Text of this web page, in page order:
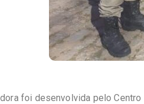
foi desenvolvida pelo